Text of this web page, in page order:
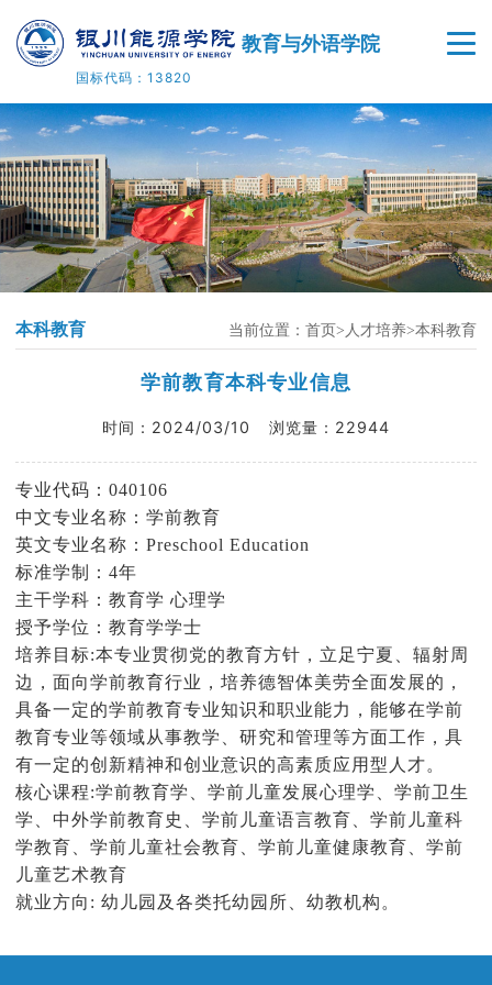
教育与外语学院
国标代码：13820
学院概况
师资队伍
人才培养
科学研究
美育基地
学团工作
交流合作
学生工作
学校官网
本科教育 当前位置： 首页 人才培养 本科教育
学前教育本科专业信息
时间： 2024/03/10 浏览量： 22944
专业代码：040106
中文专业名称：学前教育
英文专业名称：Preschool Education
标准学制：4年
主干学科：教育学 心理学
授予学位：教育学学士
培养目标:本专业贯彻党的教育方针，立足宁夏、辐射周
边，面向学前教育行业，培养德智体美劳全面发展的，
具备一定的学前教育专业知识和职业能力，能够在学前
教育专业等领域从事教学、研究和管理等方面工作，具
有一定的创新精神和创业意识的高素质应用型人才。
核心课程:学前教育学、学前儿童发展心理学、学前卫生
学、中外学前教育史、学前儿童语言教育、学前儿童科
学教育、学前儿童社会教育、学前儿童健康教育、学前
儿童艺术教育
就业方向: 幼儿园及各类托幼园所、幼教机构。